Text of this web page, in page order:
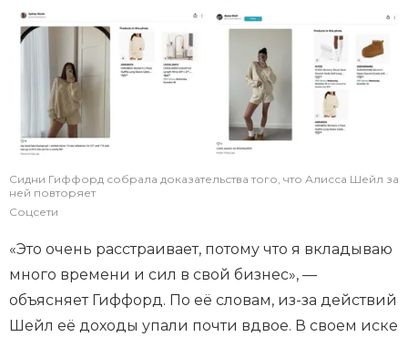
Сидни Гиффорд собрала доказательства того, что Алисса Шейл за
ней повторяет
Соцсети
«Это очень расстраивает, потому что я вкладываю
много времени и сил в свой бизнес», —
объясняет Гиффорд. По её словам, из-за действий
Шейл её доходы упали почти вдвое. В своем иске